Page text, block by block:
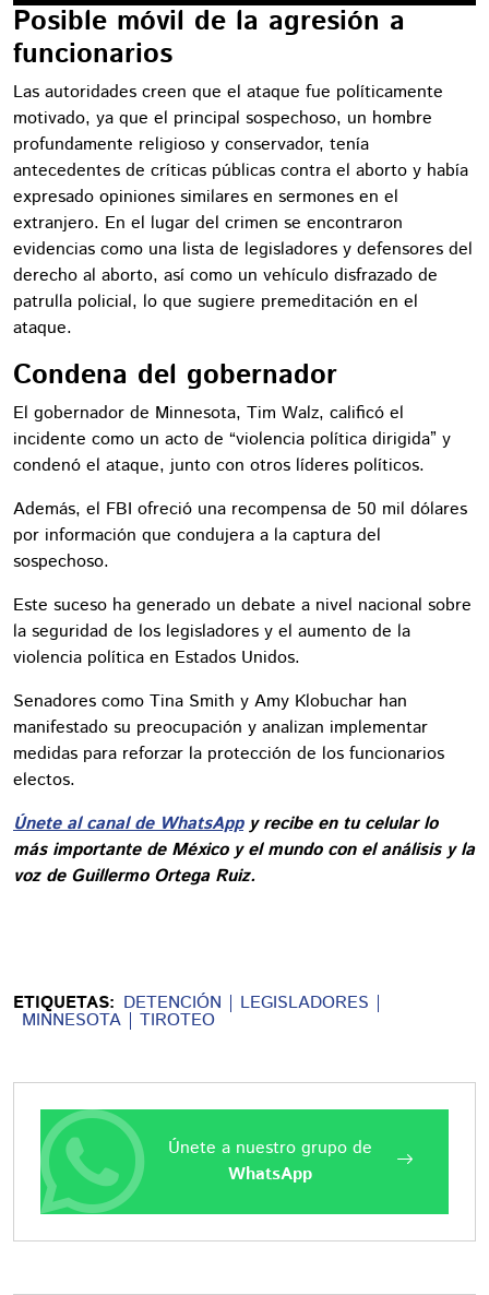
Posible móvil de la agresión a
funcionarios
Las autoridades creen que el ataque fue políticamente
motivado, ya que el principal sospechoso, un hombre
profundamente religioso y conservador, tenía
antecedentes de críticas públicas contra el aborto y había
expresado opiniones similares en sermones en el
extranjero. En el lugar del crimen se encontraron
evidencias como una lista de legisladores y defensores del
derecho al aborto, así como un vehículo disfrazado de
patrulla policial, lo que sugiere premeditación en el
ataque.
Condena del gobernador
El gobernador de Minnesota, Tim Walz, calificó el
incidente como un acto de “violencia política dirigida” y
condenó el ataque, junto con otros líderes políticos.
Además, el FBI ofreció una recompensa de 50 mil dólares
por información que condujera a la captura del
sospechoso.
Este suceso ha generado un debate a nivel nacional sobre
la seguridad de los legisladores y el aumento de la
violencia política en Estados Unidos.
Senadores como Tina Smith y Amy Klobuchar han
manifestado su preocupación y analizan implementar
medidas para reforzar la protección de los funcionarios
electos.
Únete al canal de WhatsAppy recibe en tu celular lo
más importante de México y el mundo con el análisis y la
voz de Guillermo Ortega Ruiz.
ETIQUETAS: DETENCIÓN LEGISLADORES
MINNESOTA TIROTEO
Únete a nuestro grupo de
WhatsApp